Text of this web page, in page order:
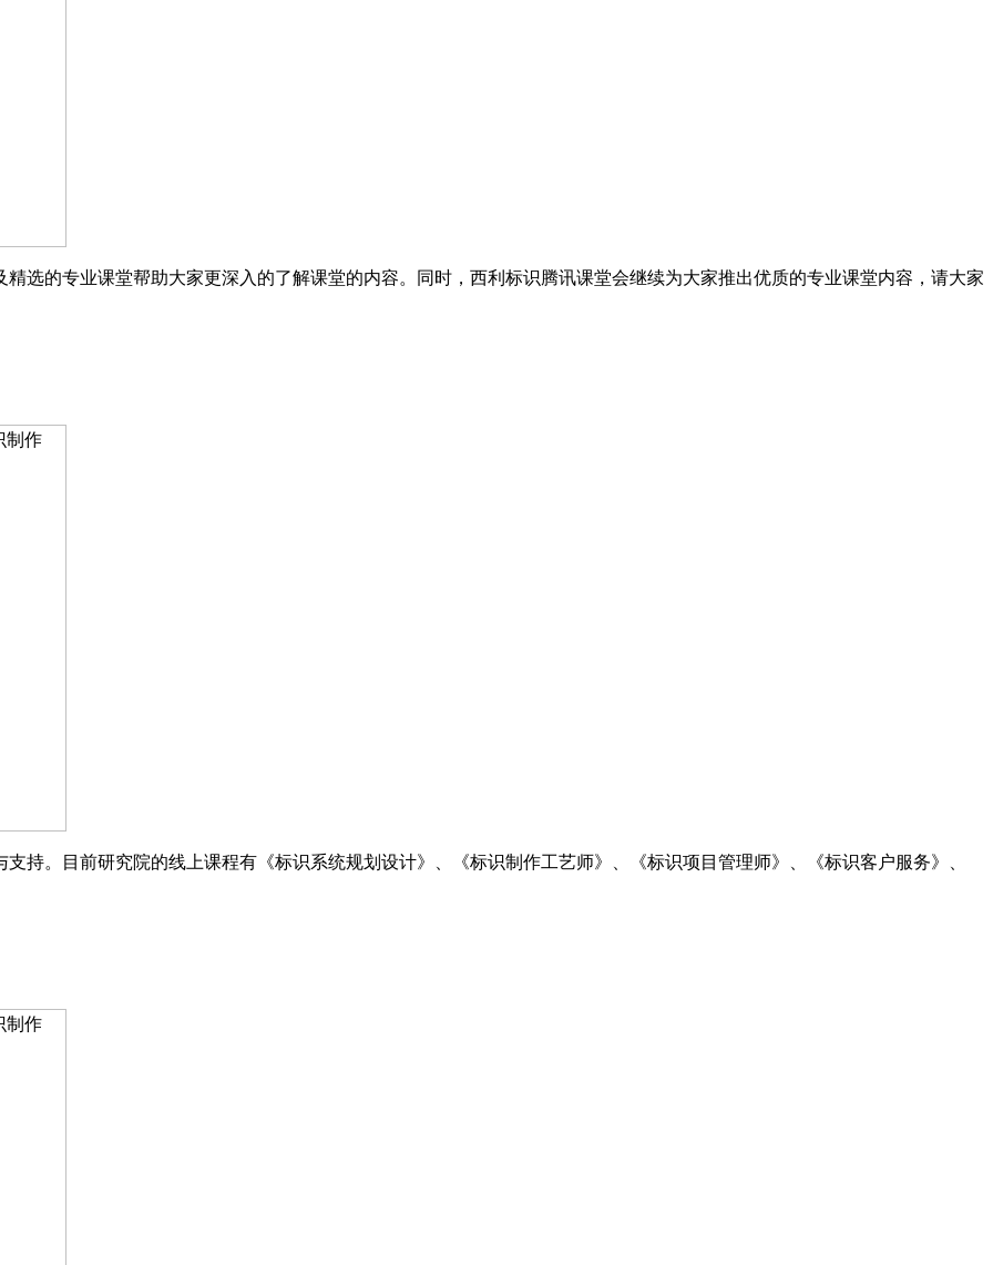
选的专业课堂帮助大家更深入的了解课堂的内容。同时，西利标识腾讯课堂会继续为大家推出优质的专业课堂内容，请大家
持。目前研究院的线上课程有《标识系统规划设计》、《标识制作工艺师》、《标识项目管理师》、《标识客户服务》、